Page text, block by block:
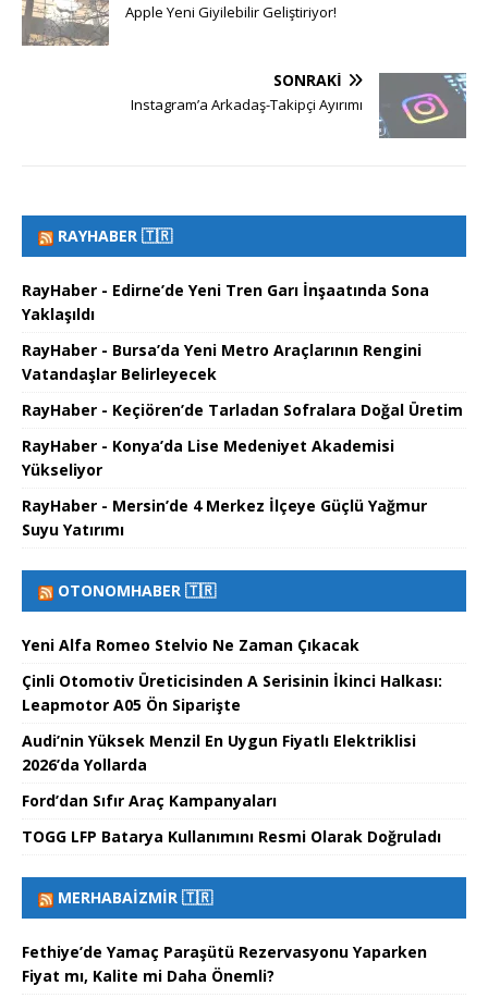
Apple Yeni Giyilebilir Geliştiriyor!
SONRAKI
Instagram’a Arkadaş-Takipçi Ayırımı
RAYHABER 🇹🇷
RayHaber - Edirne’de Yeni Tren Garı İnşaatında Sona
Yaklaşıldı
RayHaber - Bursa’da Yeni Metro Araçlarının Rengini
Vatandaşlar Belirleyecek
RayHaber - Keçiören’de Tarladan Sofralara Doğal Üretim
RayHaber - Konya’da Lise Medeniyet Akademisi
Yükseliyor
RayHaber - Mersin’de 4 Merkez İlçeye Güçlü Yağmur
Suyu Yatırımı
OTONOMHABER 🇹🇷
Yeni Alfa Romeo Stelvio Ne Zaman Çıkacak
Çinli Otomotiv Üreticisinden A Serisinin İkinci Halkası:
Leapmotor A05 Ön Siparişte
Audi’nin Yüksek Menzil En Uygun Fiyatlı Elektriklisi
2026’da Yollarda
Ford’dan Sıfır Araç Kampanyaları
TOGG LFP Batarya Kullanımını Resmi Olarak Doğruladı
MERHABAİZMIR 🇹🇷
Fethiye’de Yamaç Paraşütü Rezervasyonu Yaparken
Fiyat mı, Kalite mi Daha Önemli?